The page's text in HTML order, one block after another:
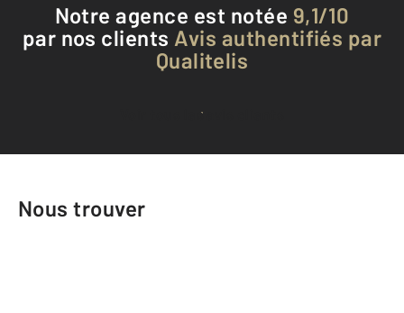
Notre agence est notée 9,1/10
par nos clients Avis authentifiés par
Qualitelis
Voir tous les avis clients
Nous trouver